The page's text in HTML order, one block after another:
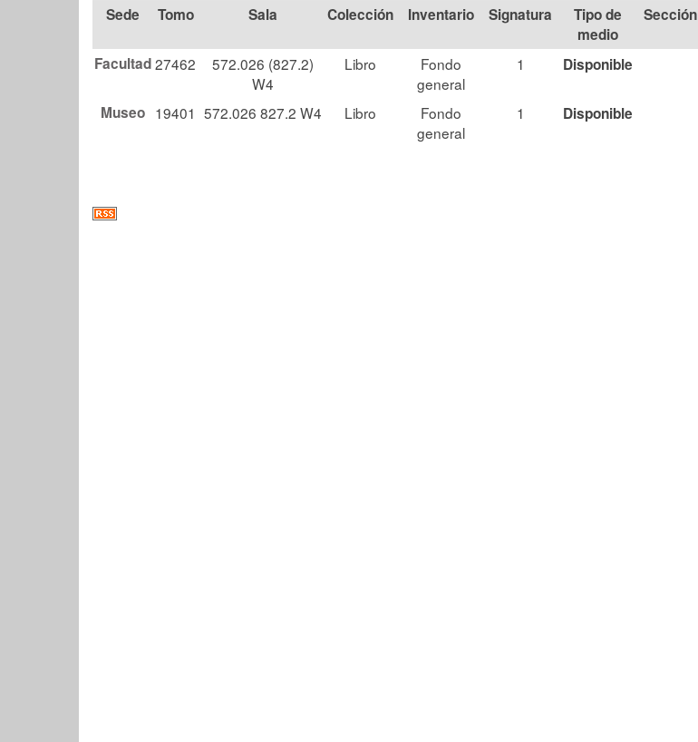
Tomo Sala Colección Signatura
Tipo de
medio
Sección
Facultad27462
572.026 (827.2)
W4
Libro
Fondo
general
1 Disponible
Museo 19401 572.026 827.2 W4 Libro
Fondo
general
1 Disponible